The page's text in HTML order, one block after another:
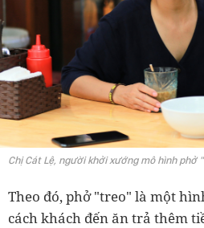
Chị Cát Lệ, người khởi xướng mô hình phở
Theo đó, phở "treo" là một
cách khách đến ăn trả thêm